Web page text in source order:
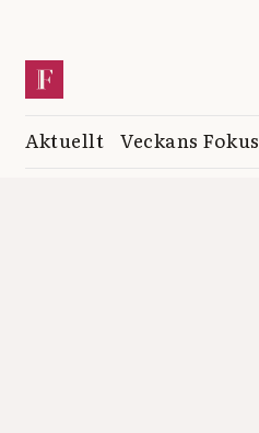
Aktuellt Veckans Fokus